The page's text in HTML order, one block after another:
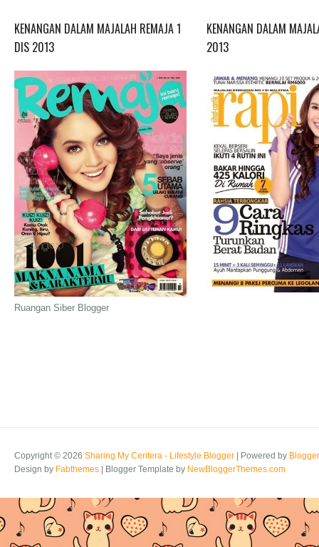
KENANGAN DALAM MAJALAH REMAJA 1
DIS 2013
Ruangan Siber Blogger
KENANGAN DALAM
2013
Copyright © 2026 Sharing My Ceritera - Lifestyle Blogger | Powered by Blogger
Design by Fabthemes | Blogger Template by NewBloggerThemes.com